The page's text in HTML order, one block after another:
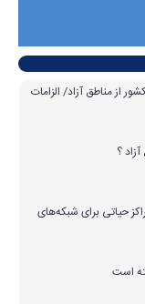
از مناطق آزاد/ الزامات
؟
مراکز حیاتی برای شبکه‌های
است